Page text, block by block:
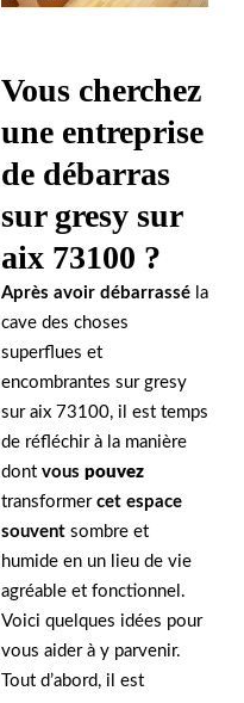
Vous cherchez
une entreprise
de débarras
sur gresy sur
aix 73100 ?
Après avoir débarrassé la
cave des choses
superflues et
encombrantes sur gresy
sur aix 73100, il est temps
de réfléchir à la manière
dont vous pouvez
transformer cet espace
souvent sombre et
humide en un lieu de vie
agréable et fonctionnel.
Voici quelques idées pour
vous aider à y parvenir.
Tout d’abord, il est